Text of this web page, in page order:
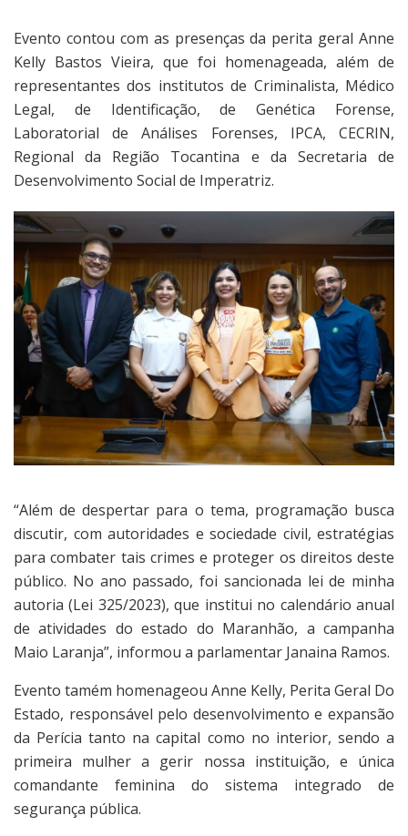
Evento contou com as presenças da perita geral Anne
Kelly Bastos Vieira, que foi homenageada, além de
representantes dos institutos de Criminalista, Médico
Legal, de Identificação, de Genética Forense,
Laboratorial de Análises Forenses, IPCA, CECRIN,
Regional da Região Tocantina e da Secretaria de
Desenvolvimento Social de Imperatriz.
“Além de despertar para o tema, programação busca
discutir, com autoridades e sociedade civil, estratégias
para combater tais crimes e proteger os direitos deste
público. No ano passado, foi sancionada lei de minha
autoria (Lei 325/2023), que institui no calendário anual
de atividades do estado do Maranhão, a campanha
Maio Laranja”, informou a parlamentar Janaina Ramos.
Evento tamém homenageou Anne Kelly, Perita Geral Do
Estado, responsável pelo desenvolvimento e expansão
da Perícia tanto na capital como no interior, sendo a
primeira mulher a gerir nossa instituição, e única
comandante feminina do sistema integrado de
segurança pública.